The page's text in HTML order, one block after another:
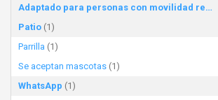
Adaptado para personas con movilidad reducida
Patio (1)
Parrilla (1)
Se aceptan mascotas (1)
WhatsApp (1)